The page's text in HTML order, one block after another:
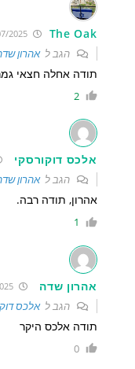
The Oak
10/07/2025 11:28:43
הגב לאהרון
תודה אחלה חצאי
2
אלכס דוקורסקי
הגב לאהרון
אהרון, תודה רבה.
1
אהרון שדה
הגב לאלכס
תודה אלכס היקר
0